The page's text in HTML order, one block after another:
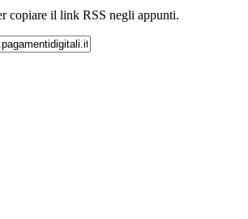
copiare il link RSS negli appunti.